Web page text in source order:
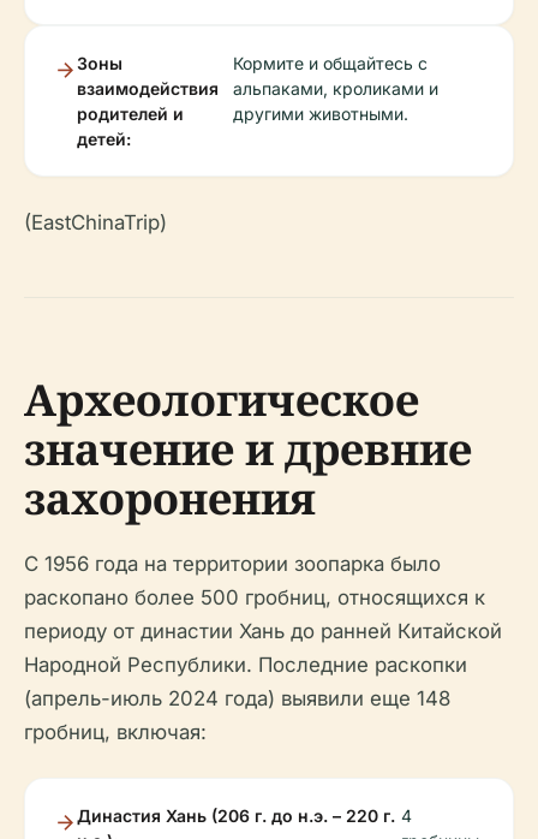
Зоны
взаимодействия
родителей и
детей:
Кормите и общайтесь с
альпаками, кроликами и
другими животными.
(EastChinaTrip)
Археологическое
значение и древние
захоронения
С 1956 года на территории зоопарка было
раскопано более 500 гробниц, относящихся к
периоду от династии Хань до ранней Китайской
Народной Республики. Последние раскопки
(апрель-июль 2024 года) выявили еще 148
гробниц, включая:
Династия Хань (206 г. до н.э. – 220 г. 4